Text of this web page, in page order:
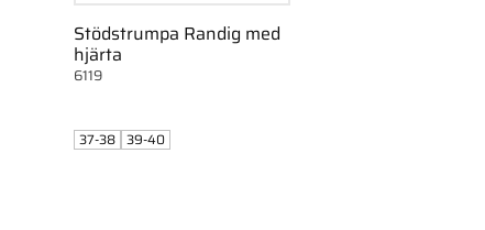
Stödstrumpa Randig med
hjärta
6119
37-38 39-40